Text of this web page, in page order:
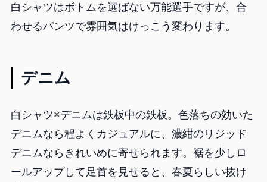
白シャツはボトムを選ばない万能選手ですが、合
わせるパンツで雰囲気はけっこう変わります。
デニム
白シャツ×デニムは鉄板中の鉄板。色落ちの効いた
デニムなら程よくカジュアルに、濃紺のリジッド
デニムならきれいめに寄せられます。裾を少しロ
ールアップして足首を見せると、春夏らしい抜け